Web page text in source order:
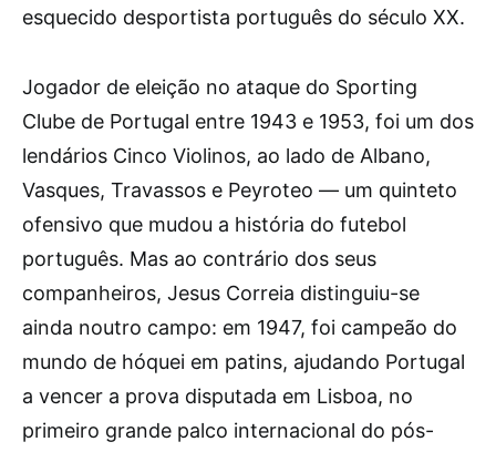
esquecido desportista português do século XX.
Jogador de eleição no ataque do Sporting
Clube de Portugal entre 1943 e 1953, foi um dos
lendários Cinco Violinos, ao lado de Albano,
Vasques, Travassos e Peyroteo — um quinteto
ofensivo que mudou a história do futebol
português. Mas ao contrário dos seus
companheiros, Jesus Correia distinguiu-se
ainda noutro campo: em 1947, foi campeão do
mundo de hóquei em patins, ajudando Portugal
a vencer a prova disputada em Lisboa, no
primeiro grande palco internacional do pós-